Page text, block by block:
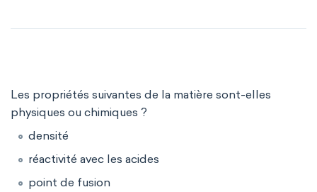
Les propriétés suivantes de la matière sont-elles
physiques ou chimiques ?
densité
réactivité avec les acides
point de fusion